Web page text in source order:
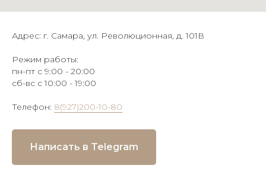
Адрес: г. Самара, ул. Революционная, д. 101В
Режим работы:
пн-пт с 9:00 - 20:00
сб-вс с 10:00 - 19:00
Телефон: 8(927)200-10-80
Написать в Telegram